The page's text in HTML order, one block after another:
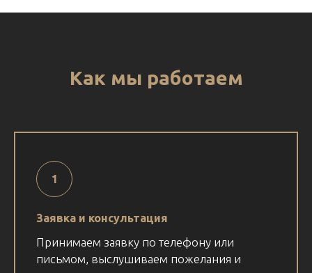
Как мы работаем
Заявка и консультация
Принимаем заявку по телефону или
письмом, выслушиваем пожелания и